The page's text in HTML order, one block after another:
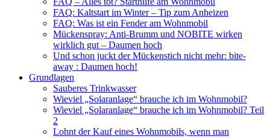
FAQ: Kaltstart im Winter – Tip zum Anheizen
FAQ: Was ist ein Fender am Wohnmobil
Mückenspray: Anti-Brumm und NOBITE wirken
wirklich gut – Daumen hoch
Und schon juckt der Mückenstich nicht mehr: bite-
away : Daumen hoch!
Grundlagen
Sauberes Trinkwasser
Wieviel „Solaranlage“ brauche ich im Wohnmobil?
Wieviel „Solaranlage“ brauche ich im Wohnmobil? Teil
2
Lohnt der Kauf eines Wohnmobils, wenn man